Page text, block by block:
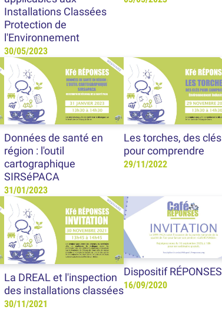
Installations Classées
Protection de
l'Environnement
30/05/2023
Données de santé en
région : l'outil
cartographique
SIRSéPACA
31/01/2023
Les torches, des clés
pour comprendre
29/11/2022
La DREAL et l'inspection
des installations classées
30/11/2021
Dispositif RÉPONSES
16/09/2020